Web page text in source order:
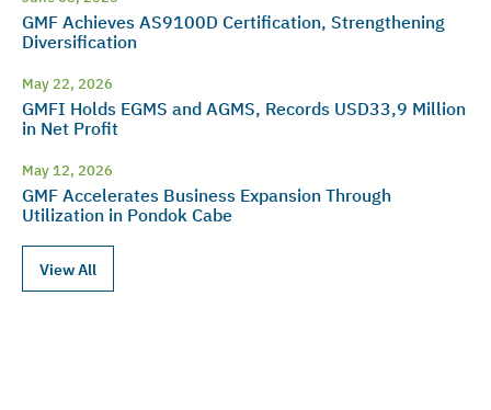
GMF Achieves AS9100D Certification, Strengthening
Diversification
May 22, 2026
GMFI Holds EGMS and AGMS, Records USD33,9 Million
in Net Profit
May 12, 2026
GMF Accelerates Business Expansion Through
Utilization in Pondok Cabe
View All